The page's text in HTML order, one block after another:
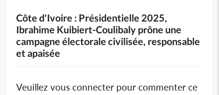
Côte d'Ivoire : Présidentielle 2025,
Ibrahime Kuibiert-Coulibaly prône une
campagne électorale civilisée, responsable
et apaisée
Veuillez vous connecter pour commenter ce